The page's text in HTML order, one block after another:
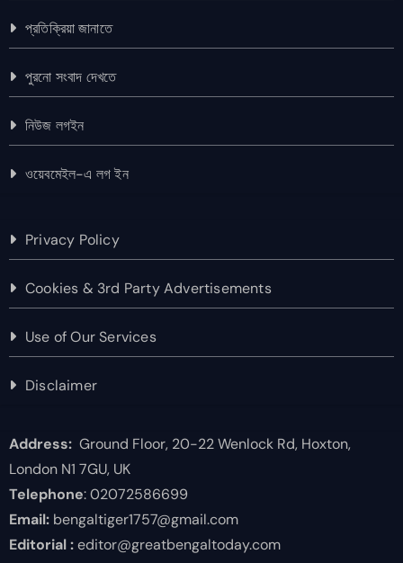
প্রতিক্রিয়া জানাতে
পুরনো সংবাদ দেখতে
নিউজ লগইন
ওয়েবমেইল-এ লগ ইন
Privacy Policy
Cookies & 3rd Party Advertisements
Use of Our Services
Disclaimer
Address:Ground Floor, 20-22 Wenlock Rd, Hoxton,
London N1 7GU, UK
Telephone: 02072586699
Email:bengaltiger1757@gmail.com
Editorial :editor@greatbengaltoday.com